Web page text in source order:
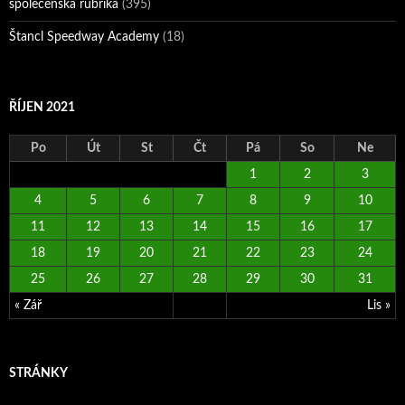
společenská rubrika (395)
Štancl Speedway Academy (18)
ŘÍJEN 2021
Po Út St Čt Pá So Ne
« Zář Lis »
1 2 3
4 5 6 7 8 9 10
11 12 13 14 15 16 17
18 19 20 21 22 23 24
25 26 27 28 29 30 31
STRÁNKY